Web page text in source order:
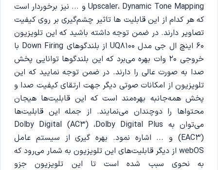
Upscaler، Dynamic Tone Mapping و ... نیز برخوردار است
که هر کدام از این قابلیت ها تاثیر چشم‌گیری بر روی کیفیت
تصاویر دارند. در ضمن توجه داشته باشید که این تلویزیون
60 اینچ ال جی مدل UQ8100 از بلندگوهای Down Firing با
خروجی 20 وات بهره می‌برد که این بلندگوها توانایی پخش
صدا به صورت عالی را دارند. در ضمن توجه نمایید که این
تلویزیون از امکانات صوتی دیگر جهت ارتقای کیفیت صدا و
پخش همه‌جانبه بهره‌مند است که این قابلیت‌ها هیجان
محتواها را دوچندان می‌نمایند. از جمله این قابلیت‌ها
می‌توان به Dolby Digital (AC3) ،Dolby Digital Plus
(EAC3) و ... اشاره نمود. بهره گیری از سیستم عامل
webOS از دیگر قابلیت‌های این تلویزیون به شمار می‌رود که
به نحوی سبب شده است تا این تلویزیون جزو